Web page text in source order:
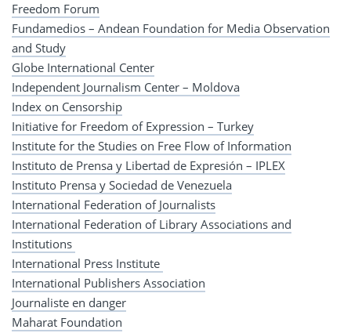
Freedom Forum
Fundamedios – Andean Foundation for Media Observation
and Study
Globe International Center
Independent Journalism Center – Moldova
Index on Censorship
Initiative for Freedom of Expression – Turkey
Institute for the Studies on Free Flow of Information
Instituto de Prensa y Libertad de Expresión – IPLEX
Instituto Prensa y Sociedad de Venezuela
International Federation of Journalists
International Federation of Library Associations and
Institutions
International Press Institute
International Publishers Association
Journaliste en danger
Maharat Foundation